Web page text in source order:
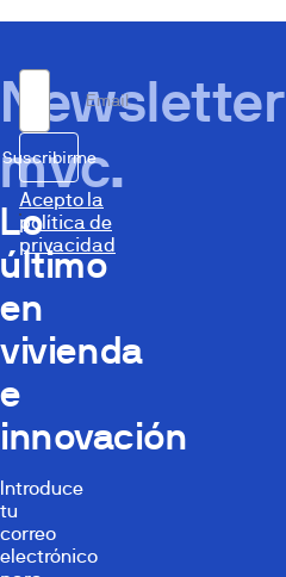
Newsletter
mvc.
Lo
último
en
vivienda
e
innovación
Introduce
tu
correo
electrónico
Email
Suscribirme
Acepto la
política de
privacidad